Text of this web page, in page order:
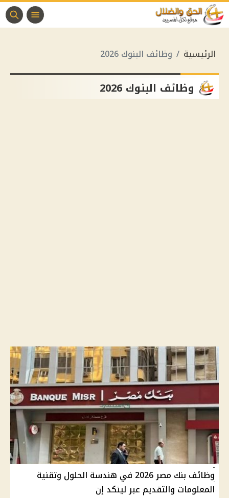
الرئيسية وظائف البنوك 2026
وظائف البنوك 2026
وظائف بنك مصر 2026 في هندسة الحلول وتقنية
المعلومات والتقديم عبر لينكد إن